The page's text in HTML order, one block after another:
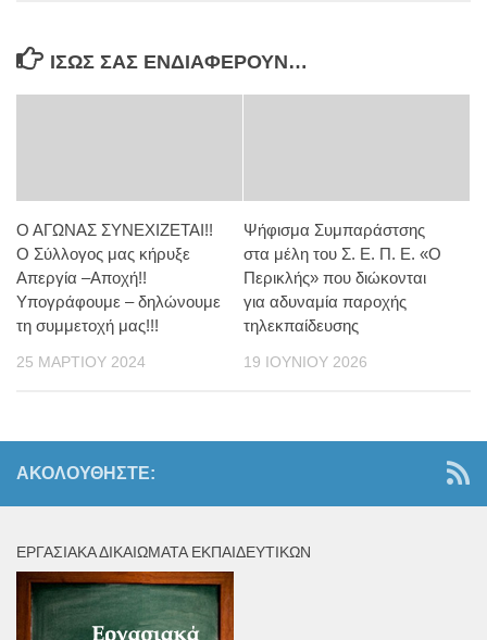
ΊΣΩΣ ΣΑΣ ΕΝΔΙΑΦΈΡΟΥΝ…
Ο ΑΓΩΝΑΣ ΣΥΝΕΧΙΖΕΤΑΙ!!
Ο Σύλλογος μας κήρυξε
Απεργία –Αποχή!!
Υπογράφουμε – δηλώνουμε
τη συμμετοχή μας!!!
25 ΜΑΡΤΊΟΥ 2024
Ψήφισμα Συμπαράστσης
στα μέλη του Σ. Ε. Π. Ε. «Ο
Περικλής» που διώκονται
για αδυναμία παροχής
τηλεκπαίδευσης
19 ΙΟΥΝΊΟΥ 2026
ΑΚΟΛΟΥΘΉΣΤΕ:
ΕΡΓΑΣΙΑΚΆ ΔΙΚΑΙΏΜΑΤΑ ΕΚΠΑΙΔΕΥΤΙΚΏΝ